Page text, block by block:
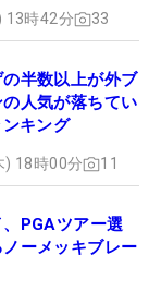
13時42分 33
半数以上が外ブ
人気が落ちてい
キング
) 18時00分 11
PGAツアー選
ーメッキブレー